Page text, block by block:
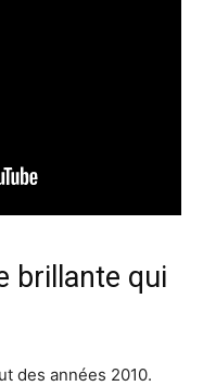
brillante qui
des années 2010.